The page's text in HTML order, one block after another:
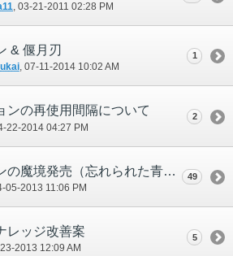
‎, 03-21-2011 02:28 PM
& 偃月刃
‎, 07-11-2014 10:02 AM
1
ンの再使用間隔について
22-2014 04:27 PM
2
祝！アドゥリンの魔境発売（忘れられた青魔法）
05-2013 11:06 PM
49
レッジ改善案
2013 12:09 AM
5